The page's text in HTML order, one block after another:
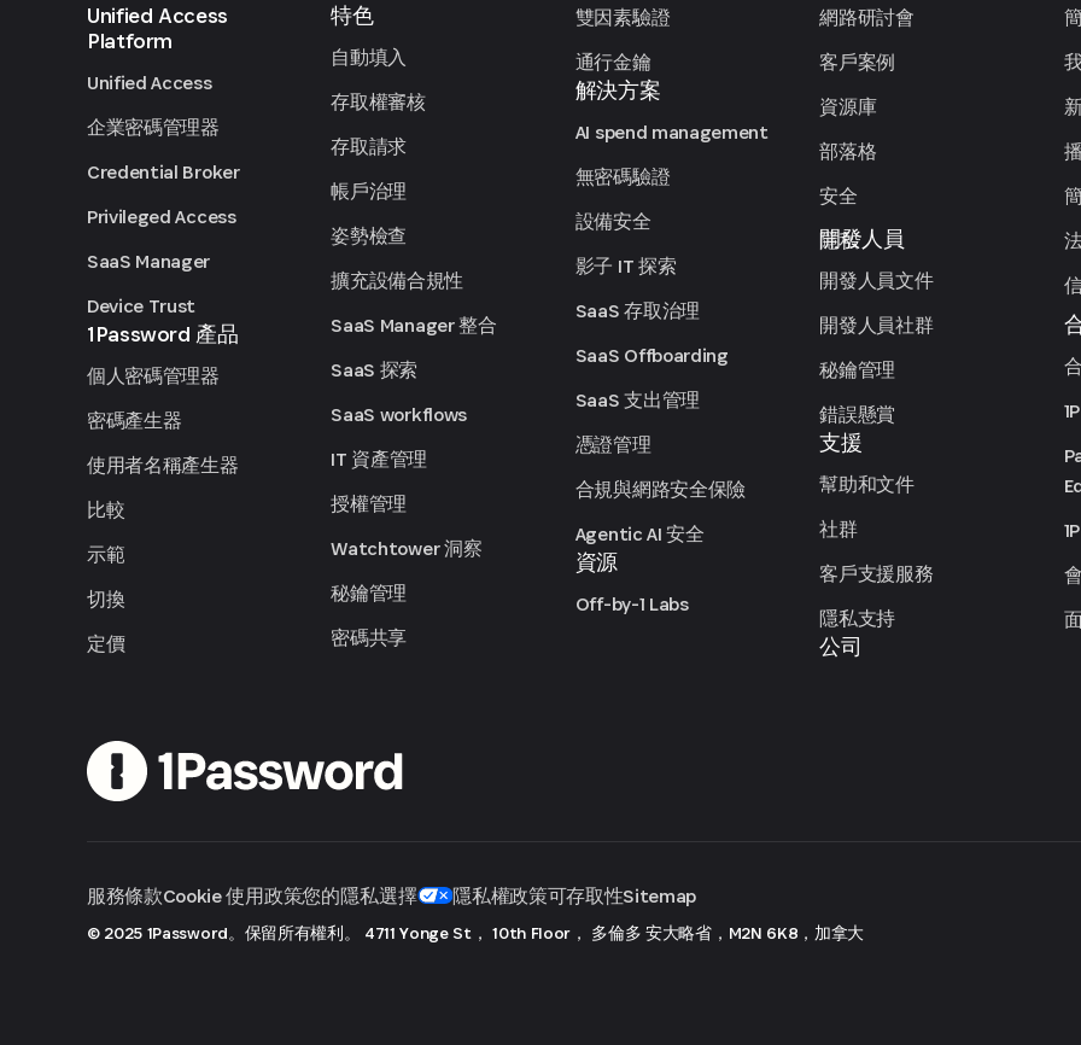
Unified Access
Platform
Unified Access
企業密碼管理器
Credential Broker
Privileged Access
SaaS Manager
Device Trust
1Password 產品
個人密碼管理器
密碼產生器
使用者名稱產生器
比較
示範
切換
定價
特色
自動填入
存取權審核
存取請求
帳戶治理
姿勢檢查
擴充設備合規性
SaaS Manager 整合
SaaS 探索
SaaS workflows
IT 資產管理
授權管理
Watchtower 洞察
秘鑰管理
密碼共享
雙因素驗證
通行金鑰
解決方案
AI spend management
無密碼驗證
設備安全
影子 IT 探索
SaaS 存取治理
SaaS Offboarding
SaaS 支出管理
憑證管理
合規與網路安全保險
Agentic AI 安全
資源
Off-by-1 Labs
網路研討會
客戶案例
資源庫
部落格
安全
隱私
開發人員
開發人員文件
開發人員社群
秘鑰管理
錯誤懸賞
支援
幫助和文件
社群
客戶支援服務
隱私支持
公司
服務條款Cookie 使用政策您的隱私選擇 隱私權政策可存取性Sitemap
© 2025 1Password。保留所有權利。 4711 Yonge St， 10th Floor， 多倫多 安大略省，M2N 6K8，加拿大